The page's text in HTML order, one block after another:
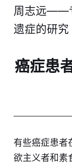
周志远——
遗症的研究
癌症患
有些癌症患者
欲主义者和素